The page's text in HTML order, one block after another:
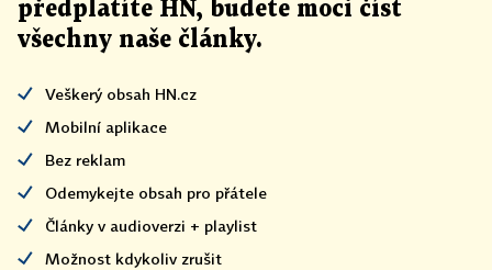
předplatíte HN, budete moci číst
všechny naše články.
Veškerý obsah HN.cz
Mobilní aplikace
Bez reklam
Odemykejte obsah pro přátele
Články v audioverzi + playlist
Možnost kdykoliv zrušit